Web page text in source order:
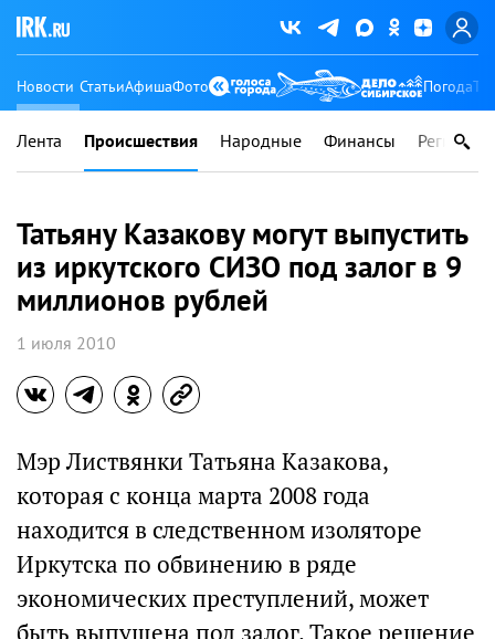
Новости СтатьиАфишаФото Погода
Лента Происшествия Народные Финансы Регионы
Татьяну Казакову могут выпустить
из иркутского СИЗО под залог в 9
миллионов рублей
1 июля 2010
Мэр Листвянки Татьяна Казакова,
которая с конца марта 2008 года
находится в следственном изоляторе
Иркутска по обвинению в ряде
экономических преступлений, может
быть выпущена под залог. Такое решение